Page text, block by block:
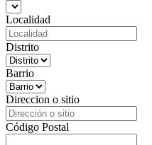
Localidad
Distrito
Barrio
Direccion o sitio
Código Postal